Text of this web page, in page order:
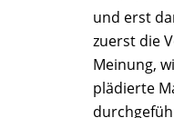
und erst
zuerst die
Meinung,
plädierte